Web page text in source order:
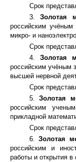
Срок
3.Золотая
российским
микро- и
Срок
4. Золотая
российским учёным
высшей нервной
Срок
5.Золотая
российским
прикладной
Срок
6.Золотая
российским и
работы и открытия в